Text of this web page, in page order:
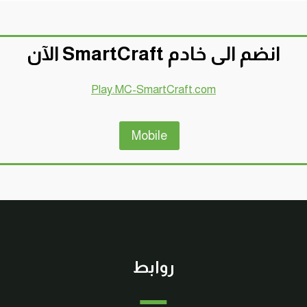
انضم الى خادم SmartCraft الآن
Play.MC-SmartCraft.com
Mobile
روابط